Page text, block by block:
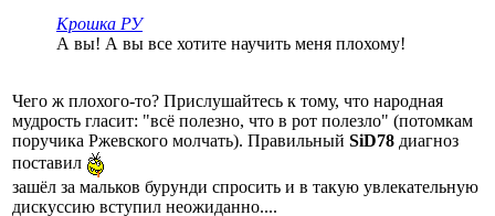
Крошка РУ
А вы! А вы все хотите научить меня плохому!
Чего ж плохого-то? Прислушайтесь к тому, что народная
мудрость гласит: "всё полезно, что в рот полезло" (потомкам
поручика Ржевского молчать). Правильный SiD78 диагноз
поставил
зашёл за мальков бурунди спросить и в такую увлекательную
дискуссию вступил неожиданно....